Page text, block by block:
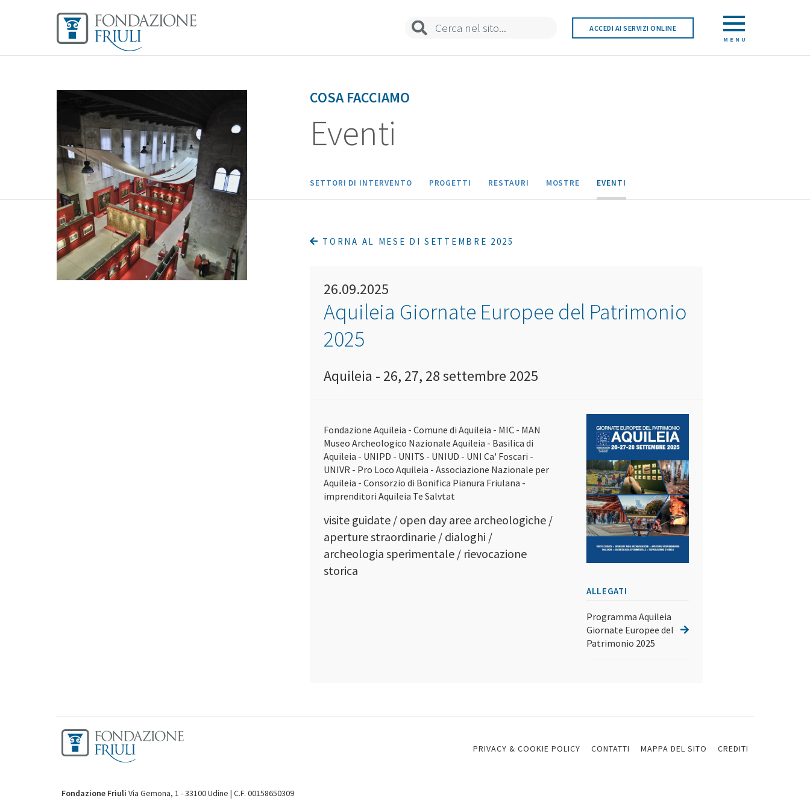
ACCEDI AI SERVIZI ONLINE
MENU
COSA FACCIAMO
Eventi
SETTORI DI INTERVENTO PROGETTI RESTAURI MOSTRE EVENTI
TORNA AL MESE DI SETTEMBRE 2025
26.09.2025
Aquileia Giornate Europee del Patrimonio
2025
Aquileia - 26, 27, 28 settembre 2025
ALLEGATI
Programma Aquileia
Giornate Europee del
Patrimonio 2025
Fondazione Aquileia - Comune di Aquileia - MIC - MAN
Museo Archeologico Nazionale Aquileia - Basilica di
Aquileia - UNIPD - UNITS - UNIUD - UNI Ca' Foscari -
UNIVR - Pro Loco Aquileia - Associazione Nazionale per
Aquileia - Consorzio di Bonifica Pianura Friulana -
imprenditori Aquileia Te Salvtat
visite guidate / open day aree archeologiche /
aperture straordinarie / dialoghi /
archeologia sperimentale / rievocazione
storica
PRIVACY & COOKIE POLICY CONTATTI MAPPA DEL SITO CREDITI
Fondazione Friuli Via Gemona, 1 - 33100 Udine | C.F. 00158650309